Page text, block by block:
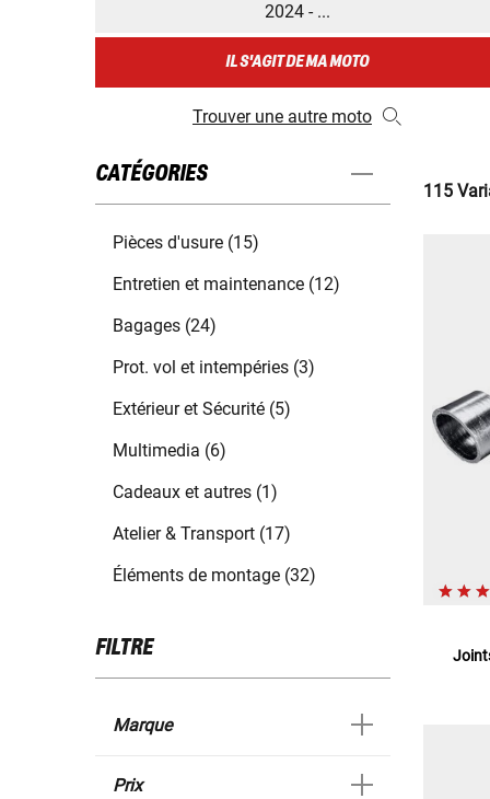
2024 - ...
IL S'AGIT DE MA MOTO
Trouver une autre moto
CATÉGORIES
Pièces d'usure (15)
Entretien et maintenance (12)
Bagages (24)
Prot. vol et intempéries (3)
Extérieur et Sécurité (5)
Multimedia (6)
Cadeaux et autres (1)
Atelier & Transport (17)
Éléments de montage (32)
FILTRE
Marque
Prix
115